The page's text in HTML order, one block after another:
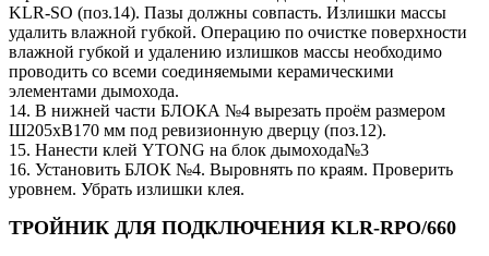
KLR-SO (поз.14). Пазы должны совпасть. Излишки массы
удалить влажной губкой. Операцию по очистке поверхности
влажной губкой и удалению излишков массы необходимо
проводить со всеми соединяемыми керамическими
элементами дымохода.
14. В нижней части БЛОКА №4 вырезать проём размером
Ш205хВ170 мм под ревизионную дверцу (поз.12).
15. Нанести клей YTONG на блок дымохода№3
16. Установить БЛОК №4. Выровнять по краям. Проверить
уровнем. Убрать излишки клея.
ТРОЙНИК ДЛЯ ПОДКЛЮЧЕНИЯ KLR-RPO/660